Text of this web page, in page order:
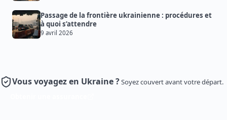
Passage de la frontière ukrainienne : procédures et
à quoi s’attendre
9 avril 2026
Vous voyagez en Ukraine ?Soyez couvert avant votre départ.